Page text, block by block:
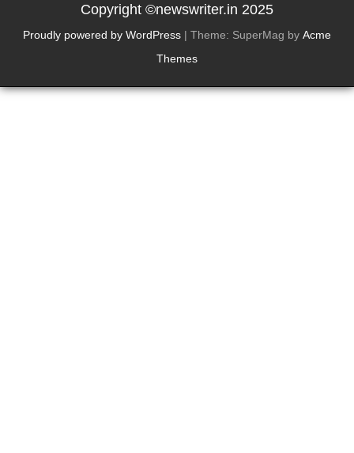
Copyright ©newswriter.in 2025
Proudly powered by WordPress | Theme: SuperMag by Acme
Themes